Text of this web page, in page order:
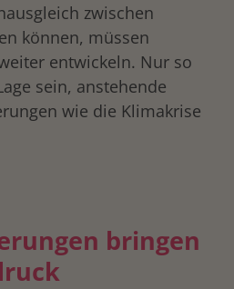
zwischen
können, müssen
entwickeln. Nur so
sein, anstehende
wie die Klimakrise
bringen